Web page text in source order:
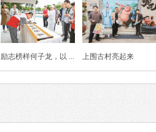
励志榜样何子龙，以 ... 上围古村亮起来